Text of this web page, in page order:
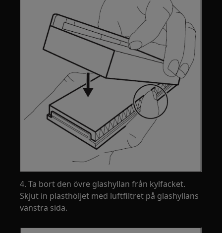
4. Ta bort den övre glashyllan från kylfacket.
Skjut in plasthöljet med luftfiltret på glashyllans
vänstra sida.